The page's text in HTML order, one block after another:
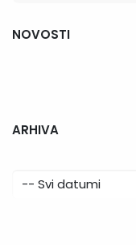
NOVOSTI
ARHIVA